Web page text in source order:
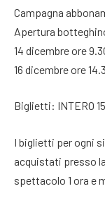
Campagna
Apertura
14 dicembre ore
16 dicembre ore
Biglietti: INTERO
I biglietti per ogni
acquistati presso
spettacolo 1 ora e